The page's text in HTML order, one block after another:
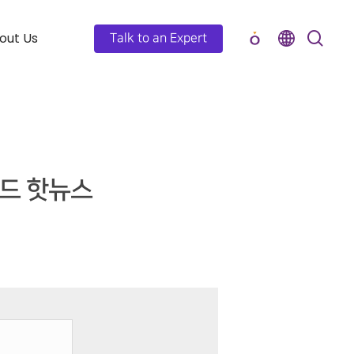
Us Talk to an Expert
핫뉴스